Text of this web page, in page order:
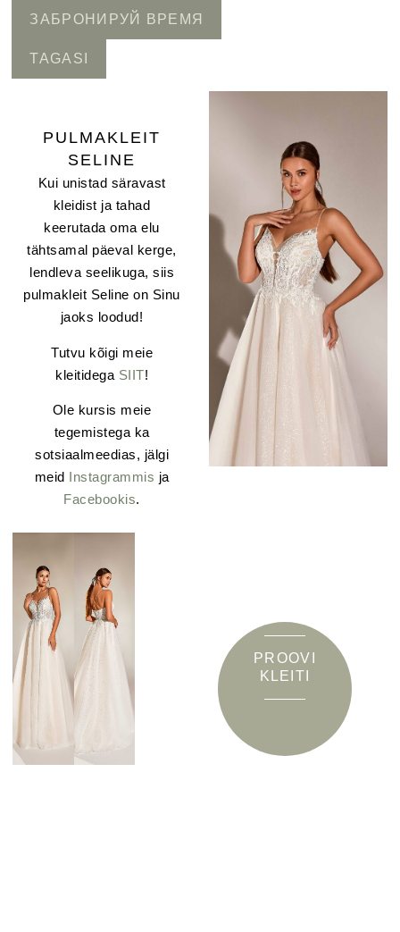
ЗАБРОНИРУЙ ВРЕМЯ
TAGASI
PULMAKLEIT
SELINE
Kui unistad säravast
kleidist ja tahad
keerutada oma elu
tähtsamal päeval kerge,
lendleva seelikuga, siis
pulmakleit Seline on Sinu
jaoks loodud!
Tutvu kõigi meie
kleitidega SIIT!
Ole kursis meie
tegemistega ka
sotsiaalmeedias, jälgi
meid Instagrammis ja
Facebookis.
PROOVI
KLEITI